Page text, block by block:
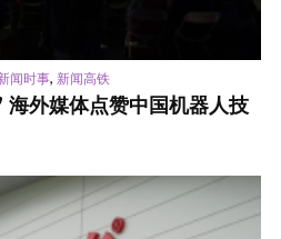
闻时事, 新闻高铁
海外媒体点赞中国机器人技